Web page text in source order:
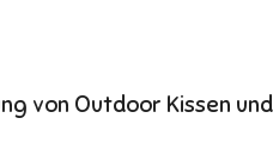
von Outdoor Kissen